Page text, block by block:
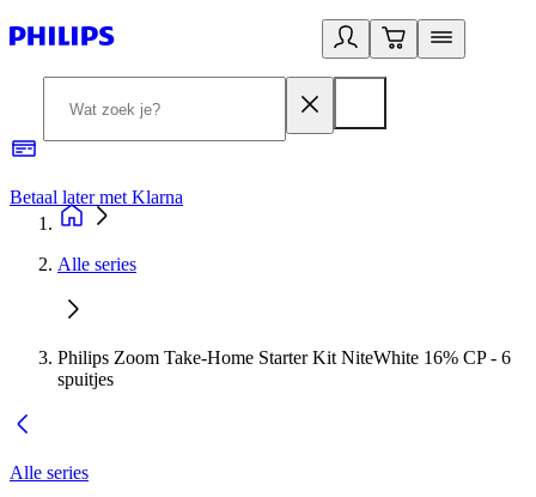
Betaal later met Klarna
Alle series
Philips Zoom Take-Home Starter Kit NiteWhite 16% CP - 6
spuitjes
Alle series